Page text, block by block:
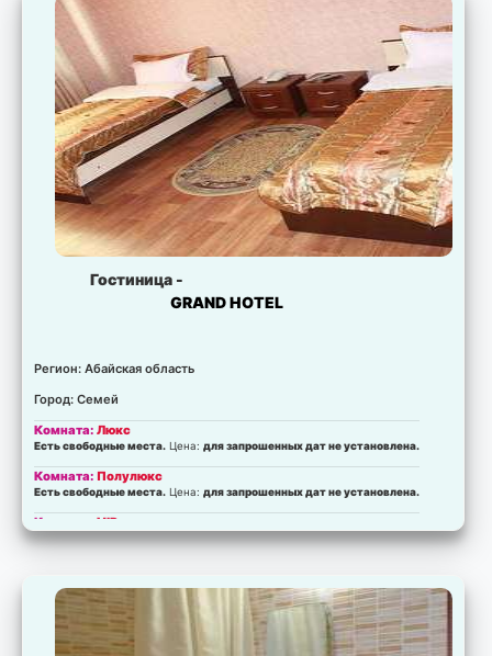
Комната:
Есть свободные места. для запрошенных дат не установлена.
Комната:стандарт Single
Есть свободные места.Цена:для запрошенных дат не установлена.
Гостиница -
GRAND HOTEL
Регион: Абайская область
Город: Семей
Комната:Люкс
Есть свободные места. Цена:для запрошенных дат не установлена.
Комната:Полулюкс
Есть свободные места. Цена:для запрошенных дат не установлена.
Комната:VIP